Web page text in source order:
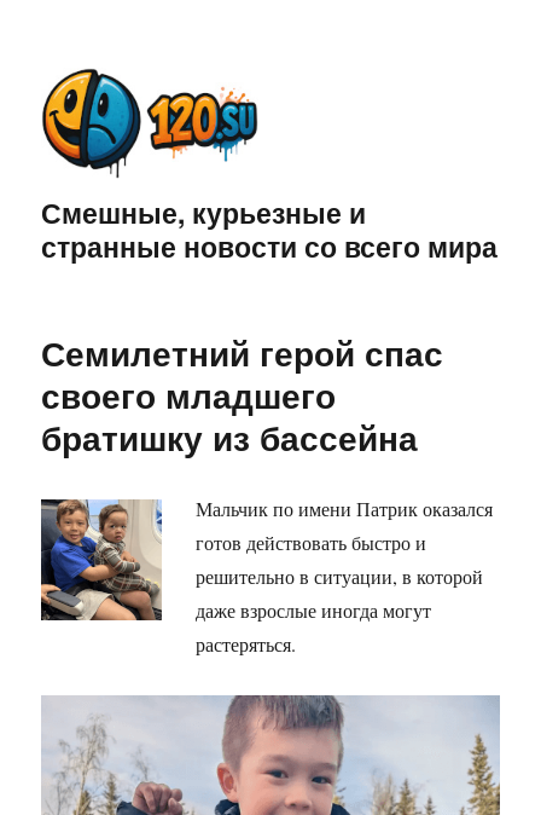
Смешные, курьезные и
странные новости со всего мира
Семилетний герой спас
своего младшего
братишку из бассейна
Мальчик по имени Патрик оказался
готов действовать быстро и
решительно в ситуации, в которой
даже взрослые иногда могут
растеряться.